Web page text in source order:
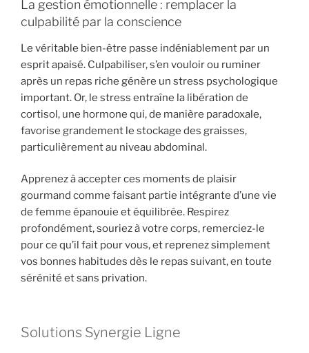
La gestion émotionnelle : remplacer la
culpabilité par la conscience
Le véritable bien-être passe indéniablement par un
esprit apaisé. Culpabiliser, s’en vouloir ou ruminer
après un repas riche génère un stress psychologique
important. Or, le stress entraîne la libération de
cortisol, une hormone qui, de manière paradoxale,
favorise grandement le stockage des graisses,
particulièrement au niveau abdominal.
Apprenez à accepter ces moments de plaisir
gourmand comme faisant partie intégrante d’une vie
de femme épanouie et équilibrée. Respirez
profondément, souriez à votre corps, remerciez-le
pour ce qu’il fait pour vous, et reprenez simplement
vos bonnes habitudes dès le repas suivant, en toute
sérénité et sans privation.
Solutions Synergie Ligne